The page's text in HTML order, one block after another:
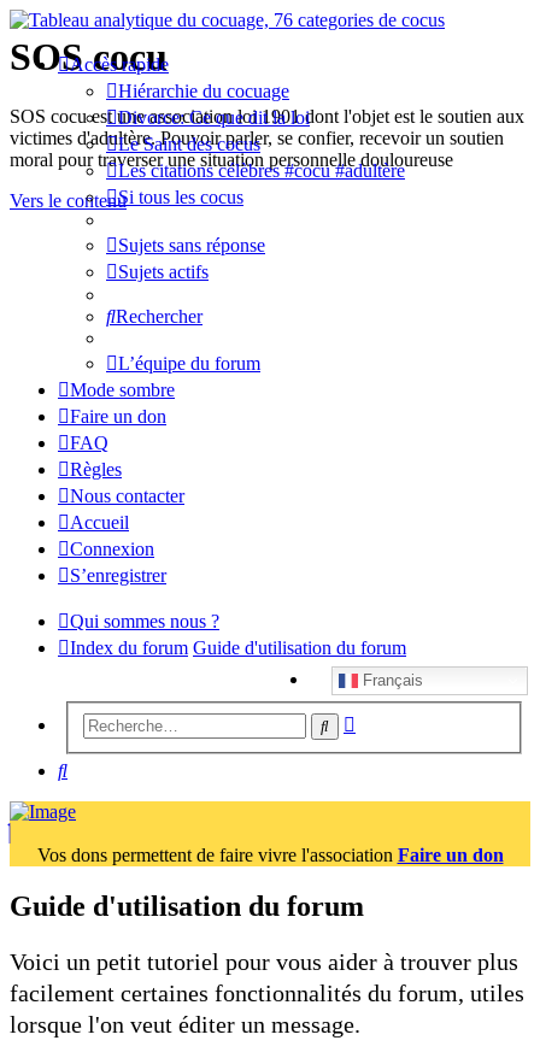
SOS cocu
SOS cocu est une association loi 1901 dont l'objet est le soutien aux
victimes d'adultère. Pouvoir parler, se confier, recevoir un soutien
moral pour traverser une situation personnelle douloureuse
Vers le contenu
Accès rapide
Hiérarchie du cocuage
Divorce: Ce que dit la loi
Le Saint des cocus
Les citations célèbres #cocu #adultère
Si tous les cocus
Sujets sans réponse
Sujets actifs
Rechercher
L’équipe du forum
Mode sombre
Faire un don
FAQ
Règles
Nous contacter
Accueil
Connexion
S’enregistrer
Qui sommes nous ?
Index du forum Guide d'utilisation du forum
Français
Rechercher
Rechercher
Vos dons permettent de faire vivre l'association Faire un don
Guide d'utilisation du forum
Voici un petit tutoriel pour vous aider à trouver plus
facilement certaines fonctionnalités du forum, utiles
lorsque l'on veut éditer un message.